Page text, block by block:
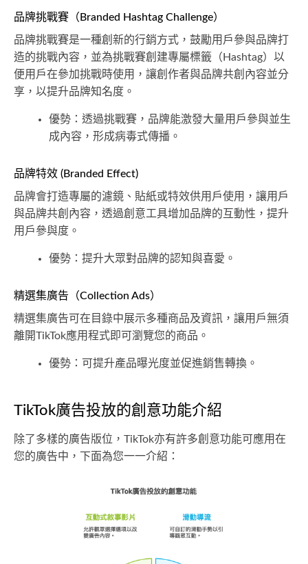
品牌挑戰賽（Branded Hashtag Challenge）
品牌挑戰賽是一種創新的行銷方式，鼓勵用戶參與品牌打
造的挑戰內容，並為挑戰賽創建專屬標籤（Hashtag）以
便用戶在參加挑戰時使用，讓創作者與品牌共創內容並分
享，以提升品牌知名度。
優勢：透過挑戰賽，品牌能激發大量用戶參與並生
成內容，形成病毒式傳播。
品牌特效 (Branded Effect)
品牌會打造專屬的濾鏡、貼紙或特效供用戶使用，讓用戶
與品牌共創內容，透過創意工具增加品牌的互動性，提升
用戶參與度。
優勢：提升大眾對品牌的認知與喜愛。
精選集廣告（Collection Ads）
精選集廣告可在目錄中展示多種商品及資訊，讓用戶無須
離開TikTok應用程式即可瀏覽您的商品。
優勢：可提升產品曝光度並促進銷售轉換。
TikTok廣告投放的創意功能介紹
除了多樣的廣告版位，TikTok亦有許多創意功能可應用在
您的廣告中，下面為您一一介紹：